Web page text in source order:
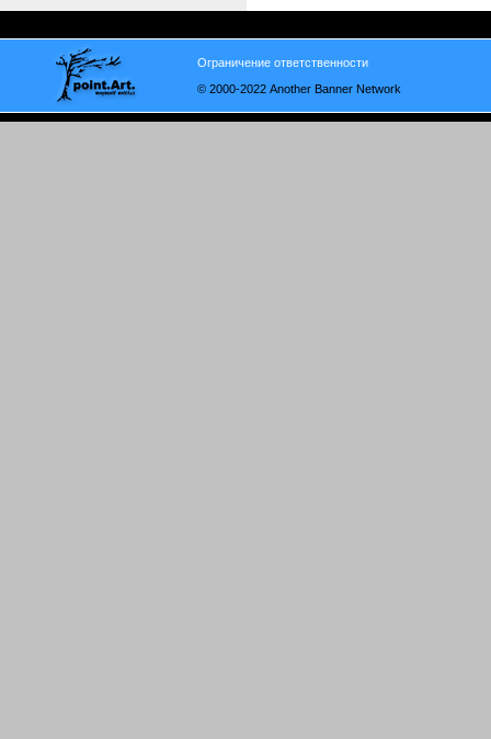
Ограничение ответственности
© 2000-2022 Another Banner Network